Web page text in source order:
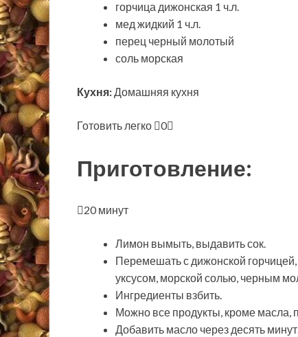
горчица дижонская 1 ч.л.
мед жидкий 1 ч.л.
перец черный молотый
соль морская
Кухня: Домашняя кухня
Готовить легко 0
Приготовление:
20 минут
Лимон вымыть, выдавить сок.
Перемешать с дижонской
уксусом, морской солью, черным
Ингредиенты взбить.
Можно все продукты, кроме масла,
Добавить масло через десять